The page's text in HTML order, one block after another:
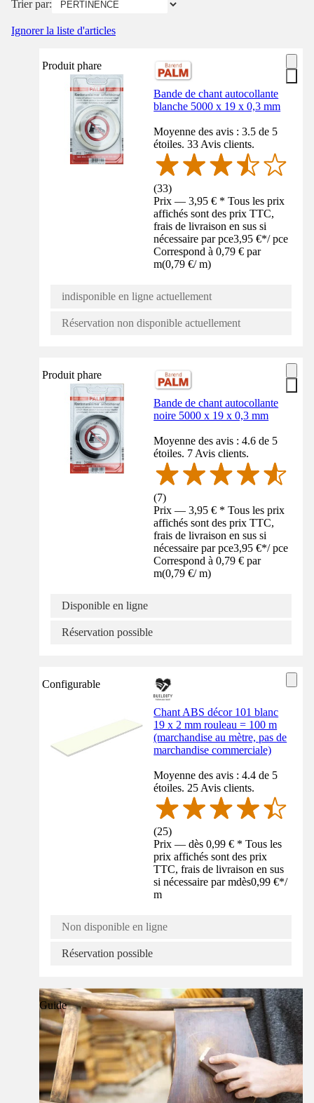
Trier par:
Ignorer la liste d'articles
Produit phare
Bande de chant autocollante
blanche 5000 x 19 x 0,3 mm
Moyenne des avis : 3.5 de 5
étoiles. 33 Avis clients.
(33)
Prix — 3,95 € * Tous les prix
affichés sont des prix TTC,
frais de livraison en sus si
nécessaire par pce3,95 €*/ pce
Correspond à 0,79 € par
m(0,79 €/ m)
indisponible en ligne actuellement
Réservation non disponible actuellement
Produit phare
Bande de chant autocollante
noire 5000 x 19 x 0,3 mm
Moyenne des avis : 4.6 de 5
étoiles. 7 Avis clients.
(7)
Prix — 3,95 € * Tous les prix
affichés sont des prix TTC,
frais de livraison en sus si
nécessaire par pce3,95 €*/ pce
Correspond à 0,79 € par
m(0,79 €/ m)
Disponible en ligne
Réservation possible
Configurable
Chant ABS décor 101 blanc
19 x 2 mm rouleau = 100 m
(marchandise au mètre, pas de
marchandise commerciale)
Moyenne des avis : 4.4 de 5
étoiles. 25 Avis clients.
(25)
Prix — dès 0,99 € * Tous les
prix affichés sont des prix
TTC, frais de livraison en sus
si nécessaire par mdès0,99 €*/
m
Non disponible en ligne
Réservation possible
Guide